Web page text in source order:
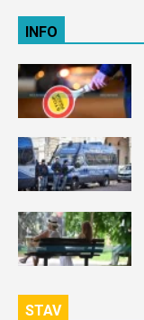
INFO
STAV